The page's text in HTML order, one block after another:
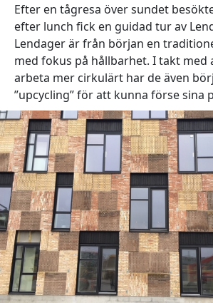
Efter en tågresa över sundet
efter lunch fick en guidad tur av
Lendager är från början en
med fokus på hållbarhet. I takt med
arbeta mer cirkulärt har de även
”upcycling”för att kunna förse sina